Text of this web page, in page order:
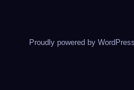
Proudly powered by WordPress